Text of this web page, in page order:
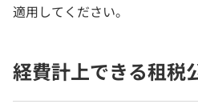
適用してください。
経費計上できる租税